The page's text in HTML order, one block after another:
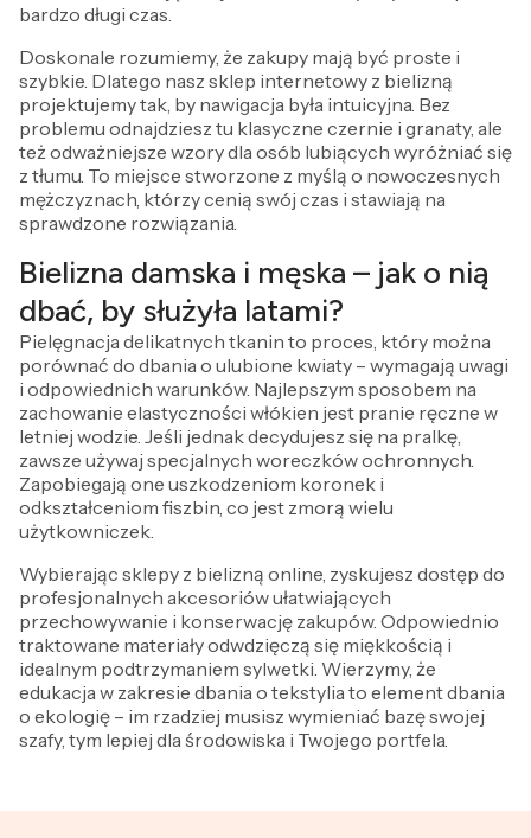
bardzo długi czas.
Doskonale rozumiemy, że zakupy mają być proste i
szybkie. Dlatego nasz sklep internetowy z bielizną
projektujemy tak, by nawigacja była intuicyjna. Bez
problemu odnajdziesz tu klasyczne czernie i granaty, ale
też odważniejsze wzory dla osób lubiących wyróżniać się
z tłumu. To miejsce stworzone z myślą o nowoczesnych
mężczyznach, którzy cenią swój czas i stawiają na
sprawdzone rozwiązania.
Bielizna damska i męska – jak o nią
dbać, by służyła latami?
Pielęgnacja delikatnych tkanin to proces, który można
porównać do dbania o ulubione kwiaty – wymagają uwagi
i odpowiednich warunków. Najlepszym sposobem na
zachowanie elastyczności włókien jest pranie ręczne w
letniej wodzie. Jeśli jednak decydujesz się na pralkę,
zawsze używaj specjalnych woreczków ochronnych.
Zapobiegają one uszkodzeniom koronek i
odkształceniom fiszbin, co jest zmorą wielu
użytkowniczek.
Wybierając sklepy z bielizną online, zyskujesz dostęp do
profesjonalnych akcesoriów ułatwiających
przechowywanie i konserwację zakupów. Odpowiednio
traktowane materiały odwdzięczą się miękkością i
idealnym podtrzymaniem sylwetki. Wierzymy, że
edukacja w zakresie dbania o tekstylia to element dbania
o ekologię – im rzadziej musisz wymieniać bazę swojej
szafy, tym lepiej dla środowiska i Twojego portfela.